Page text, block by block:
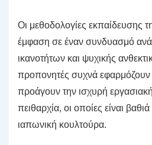
Οι μεθοδολογίες εκπαίδευσης
έμφαση σε έναν συνδυασμό
ικανοτήτων και ψυχικής
προπονητές συχνά εφαρμόζουν
προάγουν την ισχυρή
πειθαρχία, οι οποίες είναι
ιαπωνική κουλτούρα.